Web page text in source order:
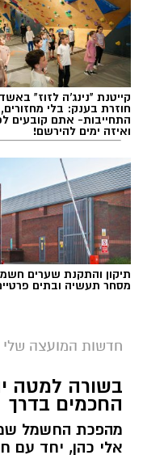
קייטנת "נינג'ה לזוז"
חוזרת בענק: בלי
התחייבות- אתם קובעים
ואיזה ימים להירשם!
תיקון והתקנת שערים
מסחר תעשיה ובתים
חדשות המועצה שלי
בשורה למטה
החכמים בדרך
מהפכת החשמל
אלי כהן, יחד עם